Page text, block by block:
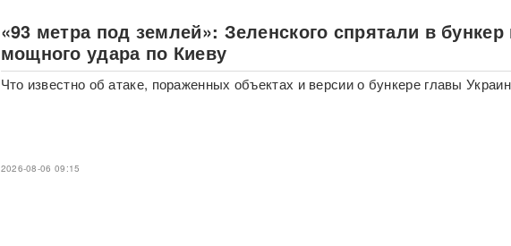
«93 метра под землей»: Зеленского спрятали в бункер
мощного удара по Киеву
Что известно об атаке, пораженных объектах и версии о бункере главы
2026-08-06 09:15